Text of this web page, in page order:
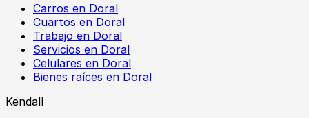
Carros en Doral
Cuartos en Doral
Trabajo en Doral
Servicios en Doral
Celulares en Doral
Bienes raíces en Doral
Kendall